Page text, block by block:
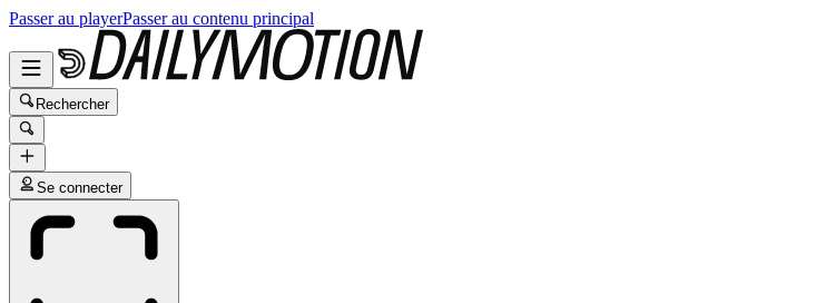
Passer au playerPasser au contenu principal
Rechercher
Se connecter